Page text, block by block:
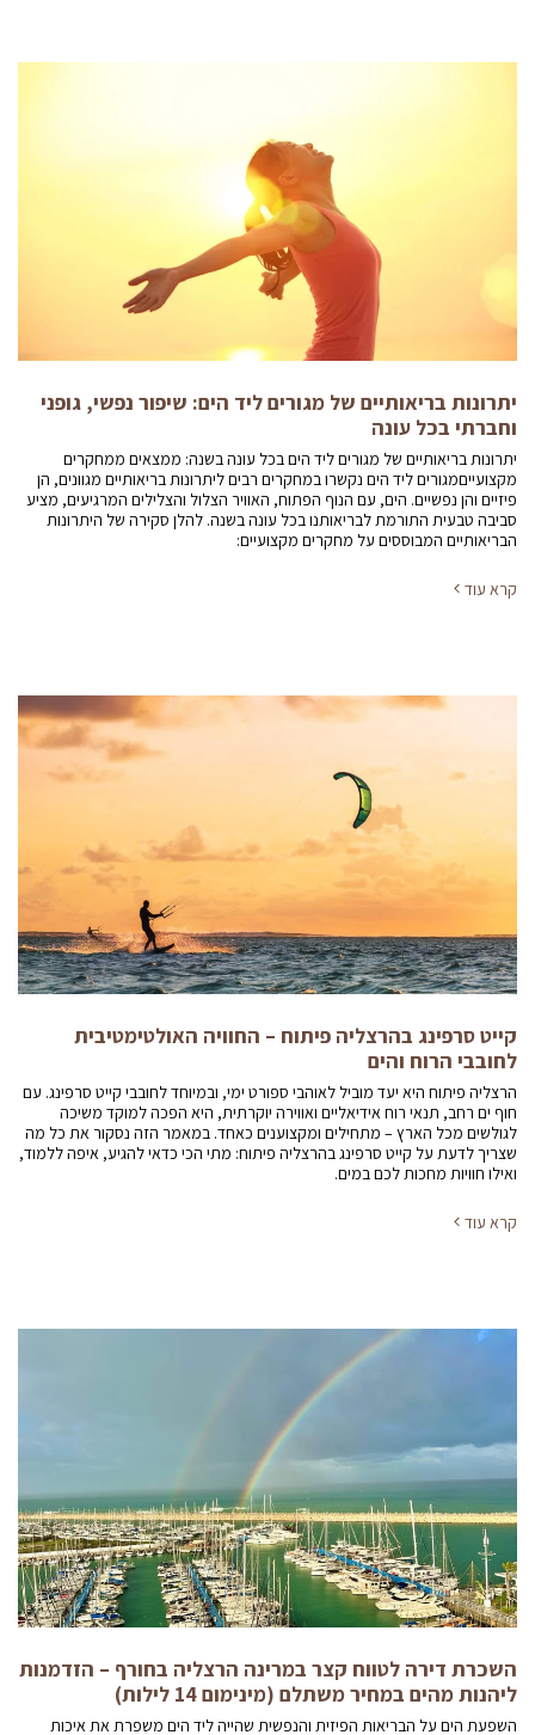
יתרונות בריאותיים של מגורים ליד הים: שיפור נפשי, גופני
וחברתי בכל עונה
יתרונות בריאותיים של מגורים ליד הים בכל עונה בשנה: ממצאים ממחקרים
מקצועייםמגורים ליד הים נקשרו במחקרים רבים ליתרונות בריאותיים מגוונים, הן
פיזיים והן נפשיים. הים, עם הנוף הפתוח, האוויר הצלול והצלילים המרגיעים, מציע
סביבה טבעית התורמת לבריאותנו בכל עונה בשנה. להלן סקירה של היתרונות
הבריאותיים המבוססים על מחקרים מקצועיים:
קרא עוד
קייט סרפינג בהרצליה פיתוח – החוויה האולטימטיבית
לחובבי הרוח והים
הרצליה פיתוח היא יעד מוביל לאוהבי ספורט ימי, ובמיוחד לחובבי קייט סרפינג. עם
חוף ים רחב, תנאי רוח אידיאליים ואווירה יוקרתית, היא הפכה למוקד משיכה
לגולשים מכל הארץ – מתחילים ומקצוענים כאחד. במאמר הזה נסקור את כל מה
שצריך לדעת על קייט סרפינג בהרצליה פיתוח: מתי הכי כדאי להגיע, איפה ללמוד,
ואילו חוויות מחכות לכם במים.
קרא עוד
השכרת דירה לטווח קצר במרינה הרצליה בחורף – הזדמנות
ליהנות מהים במחיר משתלם (מינימום 14 לילות)
השפעת הים על הבריאות הפיזית והנפשית שהייה ליד הים משפרת את איכות